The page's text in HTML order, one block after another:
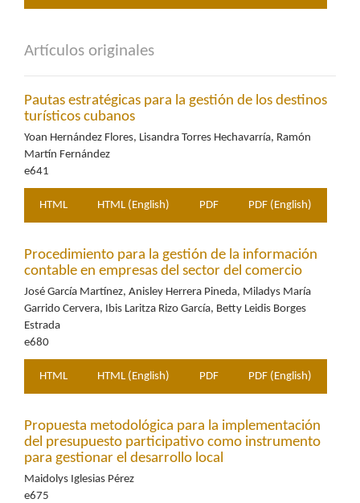
Artículos originales
Pautas estratégicas para la gestión de los destinos
turísticos cubanos
Yoan Hernández Flores, Lisandra Torres Hechavarría, Ramón
Martín Fernández
e641
HTML HTML (English) PDF PDF (English)
Procedimiento para la gestión de la información
contable en empresas del sector del comercio
José García Martínez, Anisley Herrera Pineda, Miladys María
Garrido Cervera, Ibis Laritza Rizo García, Betty Leidis Borges
Estrada
e680
HTML HTML (English) PDF PDF (English)
Propuesta metodológica para la implementación
del presupuesto participativo como instrumento
para gestionar el desarrollo local
Maidolys Iglesias Pérez
e675